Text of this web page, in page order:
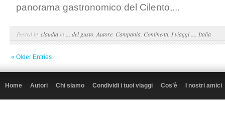
panorama gastronomico del Cilento,...
Posted byclaudia in ... del gusto Autore Campania Continenti, I viaggi ... Italia
« Older Entries
Home Autori Chi siamo Condividi i tuoi viaggi Cos’è I nostri amici